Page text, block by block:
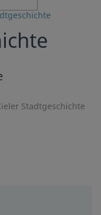
Stadtgeschichte